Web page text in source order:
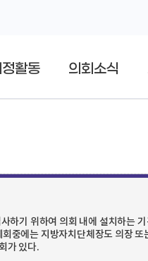
활동 의회소식
하기 위하여 의회 내에 설치하는
중에는 지방자치단체장도 의장
가 있다.